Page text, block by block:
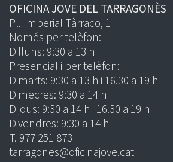
OFICINA JOVE DEL TARRAGONÈS
Pl. Imperial Tàrraco, 1
Només per telèfon:
Dilluns: 9:30 a 13 h
Presencial i per telèfon:
Dimarts: 9:30 a 13 h i 16.30 a 19 h
Dimecres: 9:30 a 14 h
Dijous: 9:30 a 14 h i 16.30 a 19 h
Divendres: 9:30 a 14 h
T. 977 251 873
tarragones@oficinajove.cat